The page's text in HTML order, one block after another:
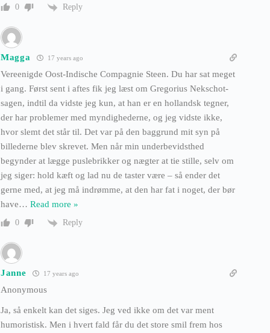
0 Reply
Magga 17 years ago
Vereenigde Oost-Indische Compagnie Steen. Du har sat meget
i gang. Først sent i aftes fik jeg læst om Gregorius Nekschot-
sagen, indtil da vidste jeg kun, at han er en hollandsk tegner,
der har problemer med myndighederne, og jeg vidste ikke,
hvor slemt det står til. Det var på den baggrund mit syn på
billederne blev skrevet. Men når min underbevidsthed
begynder at lægge puslebrikker og nægter at tie stille, selv om
jeg siger: hold kæft og lad nu de taster være – så ender det
gerne med, at jeg må indrømme, at den har fat i noget, der bør
have… Read more »
0 Reply
Janne 17 years ago
Anonymous
Ja, så enkelt kan det siges. Jeg ved ikke om det var ment
humoristisk. Men i hvert fald får du det store smil frem hos